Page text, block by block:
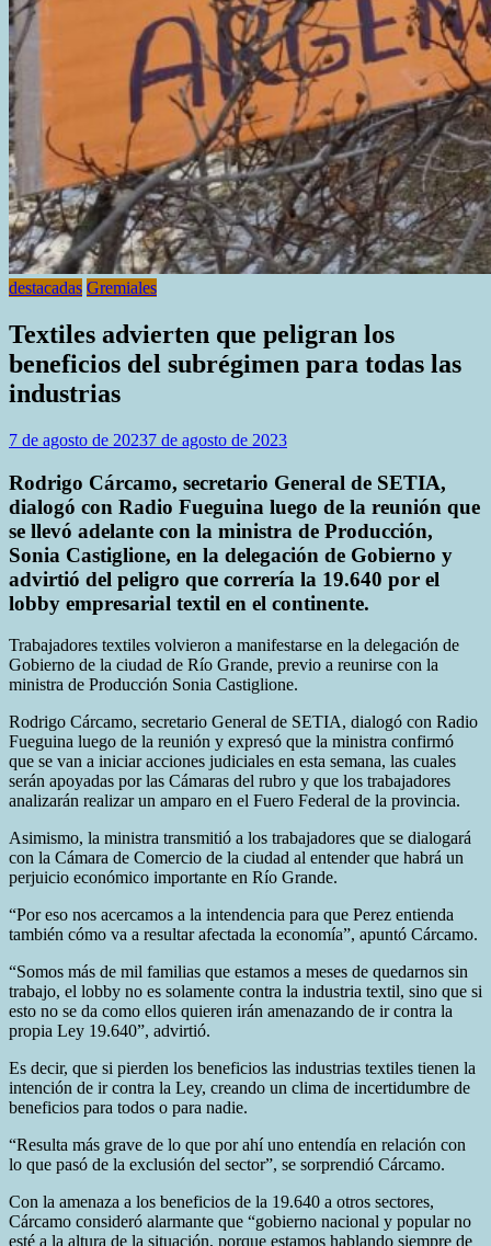
destacadas Gremiales
Textiles advierten que peligran los
beneficios del subrégimen para todas las
industrias
7 de agosto de 20237 de agosto de 2023
Rodrigo Cárcamo, secretario General de SETIA,
dialogó con Radio Fueguina luego de la reunión que
se llevó adelante con la ministra de Producción,
Sonia Castiglione, en la delegación de Gobierno y
advirtió del peligro que correría la 19.640 por el
lobby empresarial textil en el continente.
Trabajadores textiles volvieron a manifestarse en la delegación de
Gobierno de la ciudad de Río Grande, previo a reunirse con la
ministra de Producción Sonia Castiglione.
Rodrigo Cárcamo, secretario General de SETIA, dialogó con Radio
Fueguina luego de la reunión y expresó que la ministra confirmó
que se van a iniciar acciones judiciales en esta semana, las cuales
serán apoyadas por las Cámaras del rubro y que los trabajadores
analizarán realizar un amparo en el Fuero Federal de la provincia.
Asimismo, la ministra transmitió a los trabajadores que se dialogará
con la Cámara de Comercio de la ciudad al entender que habrá un
perjuicio económico importante en Río Grande.
“Por eso nos acercamos a la intendencia para que Perez entienda
también cómo va a resultar afectada la economía”, apuntó Cárcamo.
“Somos más de mil familias que estamos a meses de quedarnos sin
trabajo, el lobby no es solamente contra la industria textil, sino que si
esto no se da como ellos quieren irán amenazando de ir contra la
propia Ley 19.640”, advirtió.
Es decir, que si pierden los beneficios las industrias textiles tienen la
intención de ir contra la Ley, creando un clima de incertidumbre de
beneficios para todos o para nadie.
“Resulta más grave de lo que por ahí uno entendía en relación con
lo que pasó de la exclusión del sector”, se sorprendió Cárcamo.
Con la amenaza a los beneficios de la 19.640 a otros sectores,
Cárcamo consideró alarmante que “gobierno nacional y popular no
esté a la altura de la situación, porque estamos hablando siempre de